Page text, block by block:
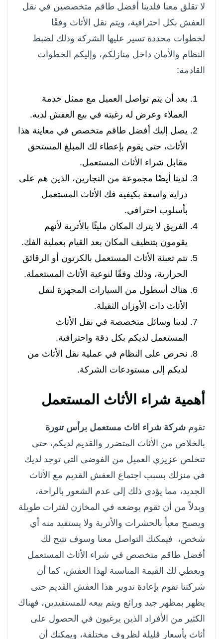
لا تقلق معنا فلدينا أفضل طاقم متخصصين في نقل
العفش بكل احترافية، ويتم نقل الأثاث وفقًا
لخطوات محددة تسير عليها الشركة وذلك لضبط
النظام والأمان داخل منازلكم، وإليكم الخطوات
القادمة:
بعد أن يتم تواصل العميل مع ممثل خدمة
العملاء وعرض له رغبته في بيع العفش لديه.
يصل إليك أفضل طاقم متخصص في معاينة هذا
الأثاث، حتى يقوم بإعطاء لك المبلغ المستحق
مقابل شراء الأثاث المستعمل.
لدينا أيضًا مجموعة من النجارين، الذين هم على
دراية واسعة بكيفية فك الأثاث المستعمل
بأسلوب احترافي.
الفريق لا يترك المكان مليئًا بالأتربة لأنهم
يقومون بتنظيف المكان بعد القيام بعملية الفك.
تتم تعبئة الأثاث المستعمل بالكرتون أو الرقائق
الحرارية، وذلك وفقًا لنوعية الأثاث المستعملة.
هناك أسطول من السيارات المجهزة لنقل
الأثاث ذات الأوزان الثقيلة.
لدينا وسائل متخصصة في نقل الأثاث
المستعمل لديكم بكل دقة واحترافية.
نحرص على النظام في عملية نقل الأثاث من
لديكم إلى مستودعات الشركة.
أهمية شراء الأثاث المستعمل
تقوم شركة شراء اثاث مستعمل برأس تنورة
بالخلاص من الأثاث المتضرر والقديم لديكم، حتى
تتخلص عزيزي العميل من الفوضى التي توجد لديك
في منزلك بسبب اجتماع العفش القديم مع الأثاث
الجديد، مما يؤدي ذلك إلى عدم الشعور بالراحة،
وبدلاً من أن تقوم بوضعه في المخازن لفترات طويلة
ويصبح معبأ بالحشرات والأتربة ولا يستفيد منه أي
شخص، فيمكنك التواصل معنا وسوف نتيح لك
أفضل طاقم متخصص في شراء الأثاث المستعمل
ويعطي لك القيمة المناسبة لهذا العفش، كما أن
شركتنا تقوم بإعادة تدوير هذا العفش القديم حتى
يظهر بمظهر جيد ورائع ويتم بيعه للمستفيدين، فهناك
الكثير من الأفراد الذين يرغبون في الحصول على
أثاث بأسعار قليلة لظروف مختلفة، ويمكنك أن